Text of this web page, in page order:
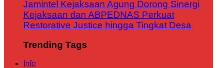
Jamintel Kejaksaan Agung Dorong Sinergi
Kejaksaan dan ABPEDNAS Perkuat
Restorative Justice hingga Tingkat Desa
Trending Tags
Info